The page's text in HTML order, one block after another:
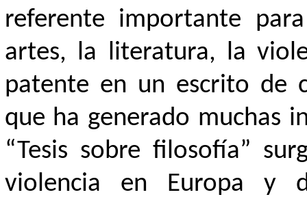
referente importante
artes, la literatura, la
patente en un escrito de
que ha generado muchas
“Tesis sobre filosofía”
violencia en Europa y